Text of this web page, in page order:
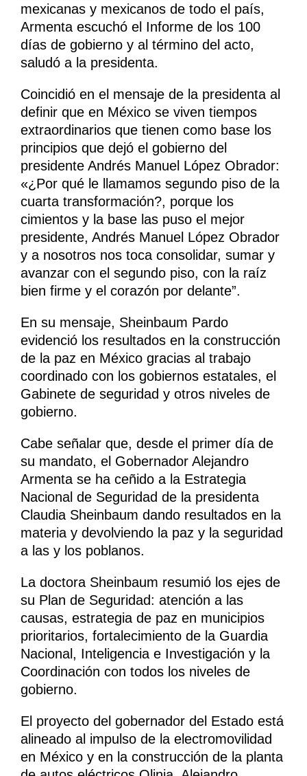
mexicanas y mexicanos de todo el país,
Armenta escuchó el Informe de los 100
días de gobierno y al término del acto,
saludó a la presidenta.
Coincidió en el mensaje de la presidenta al
definir que en México se viven tiempos
extraordinarios que tienen como base los
principios que dejó el gobierno del
presidente Andrés Manuel López Obrador:
«¿Por qué le llamamos segundo piso de la
cuarta transformación?, porque los
cimientos y la base las puso el mejor
presidente, Andrés Manuel López Obrador
y a nosotros nos toca consolidar, sumar y
avanzar con el segundo piso, con la raíz
bien firme y el corazón por delante”.
En su mensaje, Sheinbaum Pardo
evidenció los resultados en la construcción
de la paz en México gracias al trabajo
coordinado con los gobiernos estatales, el
Gabinete de seguridad y otros niveles de
gobierno.
Cabe señalar que, desde el primer día de
su mandato, el Gobernador Alejandro
Armenta se ha ceñido a la Estrategia
Nacional de Seguridad de la presidenta
Claudia Sheinbaum dando resultados en la
materia y devolviendo la paz y la seguridad
a las y los poblanos.
La doctora Sheinbaum resumió los ejes de
su Plan de Seguridad: atención a las
causas, estrategia de paz en municipios
prioritarios, fortalecimiento de la Guardia
Nacional, Inteligencia e Investigación y la
Coordinación con todos los niveles de
gobierno.
El proyecto del gobernador del Estado está
alineado al impulso de la electromovilidad
en México y en la construcción de la planta